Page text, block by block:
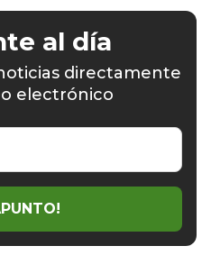
al día
directamente
electrónico